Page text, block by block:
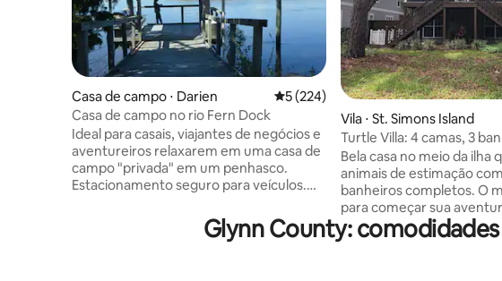
Casa de campo ⋅ Darien 5 de uma avaliação média de 5, 224
5 (224)
Casa de campo no rio Fern Dock
Ideal para casais, viajantes de negócios e
aventureiros relaxarem em uma casa de
campo "privada" em um penhasco.
Estacionamento seguro para veículos.
um livro, pesque, observe pássaros,
deite-se em uma rede ou faça alguma
Vila ⋅ St. Simons Island
Turtle Villa: 4 camas, 3
animais de estimação!
Bela casa no meio da ilha
animais de estimação
banheiros completos. O
para começar sua
bicicletas de praia,
carroça e guarda-sol, tudo
Glynn County: